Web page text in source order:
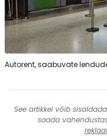
Autorent, saabuvate
See artikkel võib
saada